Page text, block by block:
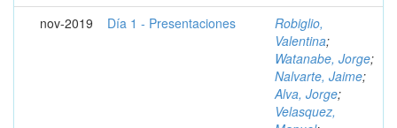
nov-2019 Día 1 - Presentaciones
Robiglio,
Valentina;
Watanabe, Jorge;
Nalvarte, Jaime;
Alva, Jorge;
Velasquez,